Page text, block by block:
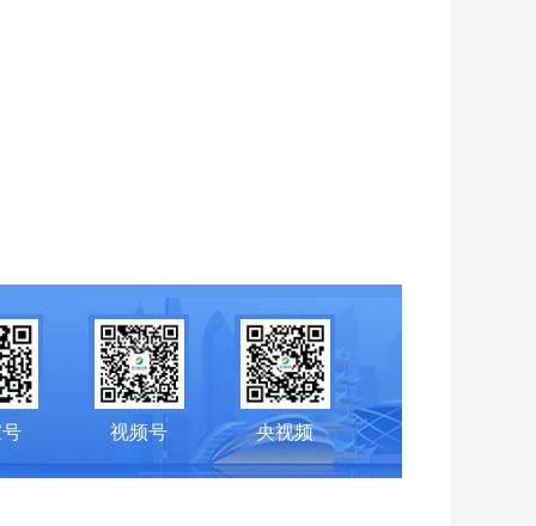
视频号 央视频